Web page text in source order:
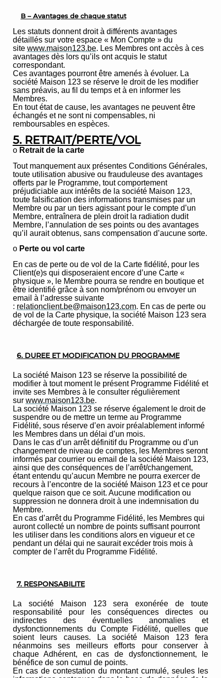
B – Avantages de chaque statut
Les statuts donnent droit à différents avantages
détaillés sur votre espace « Mon Compte » du
site www.maison123.be. Les Membres ont accès à ces
avantages dès lors qu’ils ont acquis le statut
correspondant.
Ces avantages pourront être amenés à évoluer. La
société Maison 123 se réserve le droit de les modifier
sans préavis, au fil du temps et à en informer les
Membres.
En tout état de cause, les avantages ne peuvent être
échangés et ne sont ni compensables, ni
remboursables en espèces.
5. RETRAIT/PERTE/VOL
o Retrait de la carte
Tout manquement aux présentes Conditions Générales,
toute utilisation abusive ou frauduleuse des avantages
offerts par le Programme, tout comportement
préjudiciable aux intérêts de la société Maison 123,
toute falsification des informations transmises par un
Membre ou par un tiers agissant pour le compte d’un
Membre, entraînera de plein droit la radiation dudit
Membre, l’annulation de ses points ou des avantages
qu’il aurait obtenus, sans compensation d’aucune sorte.
o Perte ou vol carte
En cas de perte ou de vol de la Carte fidélité, pour les
Client(e)s qui disposeraient encore d’une Carte «
physique », le Membre pourra se rendre en boutique et
être identifié grâce à son nom/prénom ou envoyer un
email à l’adresse suivante
: relationclient.be@maison123.com. En cas de perte ou
de vol de la Carte physique, la société Maison 123 sera
déchargée de toute responsabilité.
6. DUREE ET MODIFICATION DU PROGRAMME
La société Maison 123 se réserve la possibilité de
modifier à tout moment le présent Programme Fidélité et
invite ses Membres à le consulter régulièrement
sur www.maison123.be.
La société Maison 123 se réserve également le droit de
suspendre ou de mettre un terme au Programme
Fidélité, sous réserve d’en avoir préalablement informé
les Membres dans un délai d’un mois.
Dans le cas d’un arrêt définitif du Programme ou d’un
changement de niveau de comptes, les Membres seront
informés par courrier ou email de la société Maison 123,
ainsi que des conséquences de l’arrêt/changement,
étant entendu qu’aucun Membre ne pourra exercer de
recours à l’encontre de la société Maison 123 et ce pour
quelque raison que ce soit. Aucune modification ou
suppression ne donnera droit à une indemnisation du
Membre.
En cas d’arrêt du Programme Fidélité, les Membres qui
auront collecté un nombre de points suffisant pourront
les utiliser dans les conditions alors en vigueur et ce
pendant un délai qui ne saurait excéder trois mois à
compter de l’arrêt du Programme Fidélité.
7. RESPONSABILITE
La société Maison 123 sera exonérée de toute
responsabilité pour les conséquences directes ou
indirectes des éventuelles anomalies et
dysfonctionnements du Compte Fidélité, quelles que
soient leurs causes. La société Maison 123 fera
néanmoins ses meilleurs efforts pour conserver à
chaque Adhérent, en cas de dysfonctionnement, le
bénéfice de son cumul de points.
En cas de contestation du montant cumulé, seules les